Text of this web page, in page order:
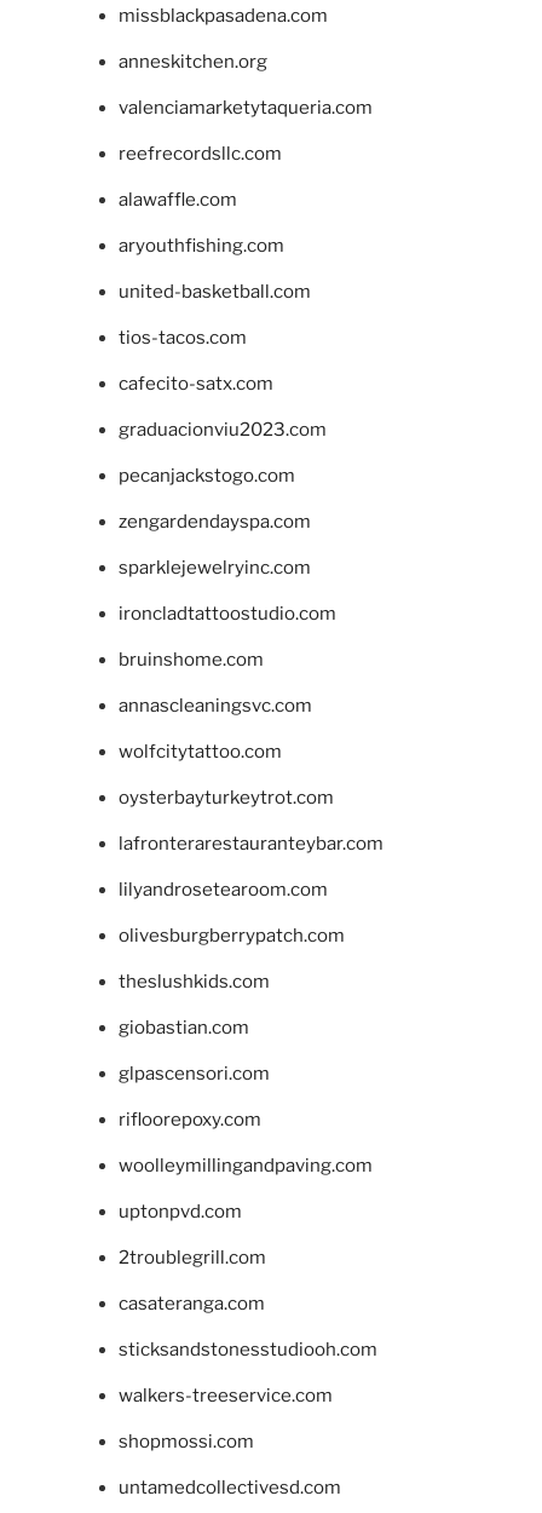
missblackpasadena.com
anneskitchen.org
valenciamarketytaqueria.com
reefrecordsllc.com
alawaffle.com
aryouthfishing.com
united-basketball.com
tios-tacos.com
cafecito-satx.com
graduacionviu2023.com
pecanjackstogo.com
zengardendayspa.com
sparklejewelryinc.com
ironcladtattoostudio.com
bruinshome.com
annascleaningsvc.com
wolfcitytattoo.com
oysterbayturkeytrot.com
lafronterarestauranteybar.com
lilyandrosetearoom.com
olivesburgberrypatch.com
theslushkids.com
giobastian.com
glpascensori.com
rifloorepoxy.com
woolleymillingandpaving.com
uptonpvd.com
2troublegrill.com
casateranga.com
sticksandstonesstudiooh.com
walkers-treeservice.com
shopmossi.com
untamedcollectivesd.com